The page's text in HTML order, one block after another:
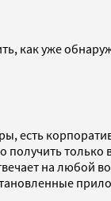
как уже
есть
на любой